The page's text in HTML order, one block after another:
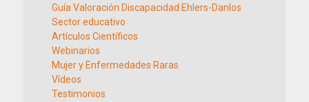
Guía Valoración Discapacidad Ehlers-Danlos
Sector educativo
Artículos Científicos
Webinarios
Mujer y Enfermedades Raras
Vídeos
Testimonios